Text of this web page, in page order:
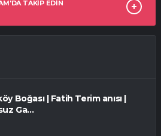
TAKİP EDİN
Boğası | Fatih Terim anısı |
Ga...